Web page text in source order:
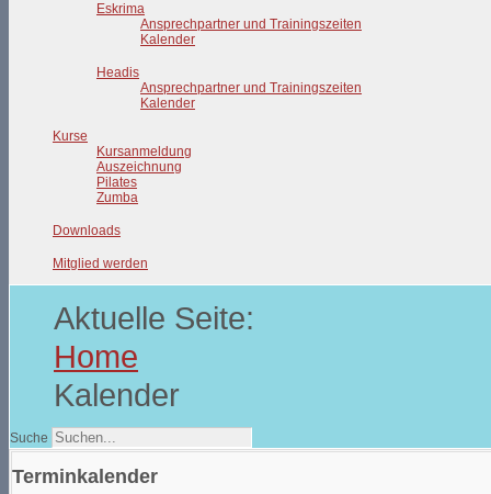
Eskrima
Ansprechpartner und Trainingszeiten
Kalender
Headis
Ansprechpartner und Trainingszeiten
Kalender
Kurse
Kursanmeldung
Auszeichnung
Pilates
Zumba
Downloads
Mitglied werden
Aktuelle Seite:
Home
Kalender
Suche
Terminkalender